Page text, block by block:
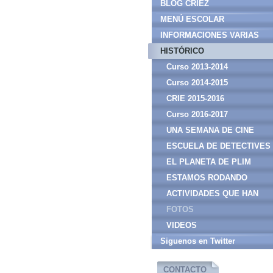
BLOG CRIEZ
MENÚ ESCOLAR
INFORMACIONES VARIAS
HISTÓRICO
Curso 2013-2014
Curso 2014-2015
CRIE 2015-2016
Curso 2016-2017
UNA SEMANA DE CINE
CURSO 18-19
ESCUELA DE DETECTIVES
EL PLANETA DE PLIM
ESTAMOS RODANDO
ACTIVIDADES QUE HAN
DEJADO HUELLA
FOTOS
VIDEOS
Siguenos en Twitter
CONTACTO